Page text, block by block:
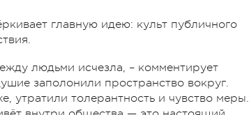
главную идею: культ публичного
людьми исчезла, – комментирует
заполонили пространство вокруг.
утратили толерантность и чувство меры.